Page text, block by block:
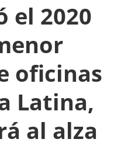
el 2020
oficinas
Latina,
al alza